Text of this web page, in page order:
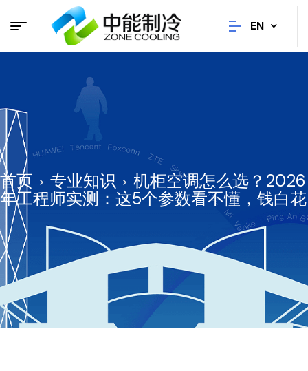
EN
首页 专业知识
机柜空调怎么选？2026
年工程师实测：这5个参数看不懂，钱白花